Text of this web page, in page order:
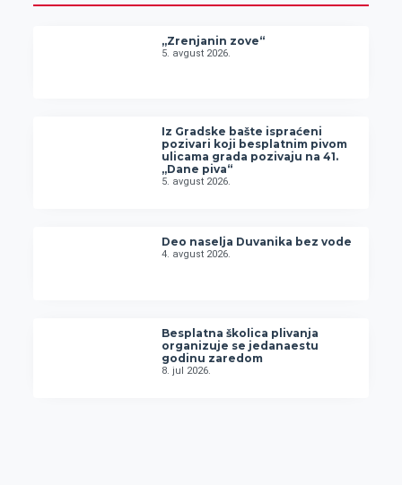
„Zrenjanin zove“
5. avgust 2026.
Iz Gradske bašte ispraćeni
pozivari koji besplatnim pivom
ulicama grada pozivaju na 41.
„Dane piva“
5. avgust 2026.
Deo naselja Duvanika bez vode
4. avgust 2026.
Besplatna školica plivanja
organizuje se jedanaestu
godinu zaredom
8. jul 2026.